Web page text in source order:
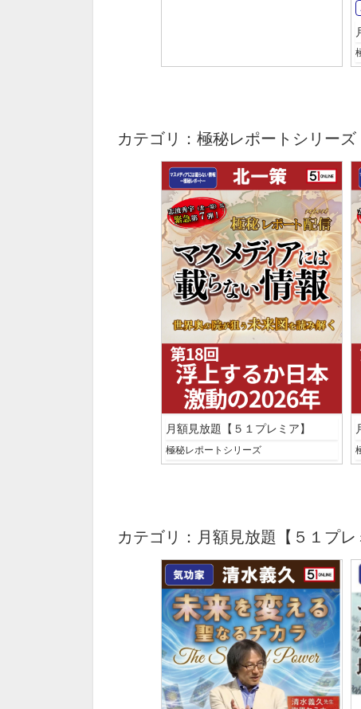
カテゴリ：極秘レポートシリーズ
月額見放題【５１プレミア】
極秘レポートシリーズ
カテゴリ：月額見放題【５１プ